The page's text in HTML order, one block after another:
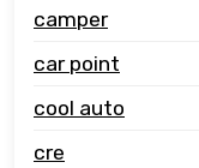
camper
car point
cool auto
cre